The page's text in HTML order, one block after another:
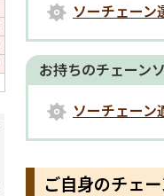
ソーチェーン
お持ちのチェーン
ソーチェーン
ご自身のチェ